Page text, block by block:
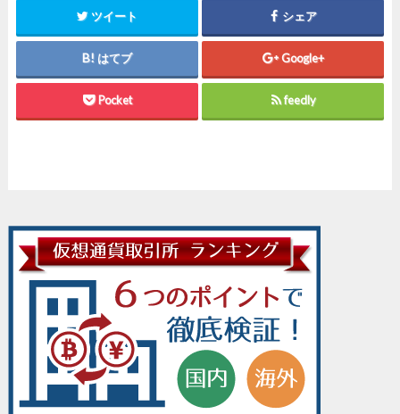
ツイート シェア
はてブ Google+
Pocket feedly